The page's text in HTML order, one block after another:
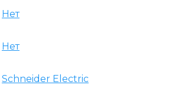
Нет
Нет
Schneider Electric